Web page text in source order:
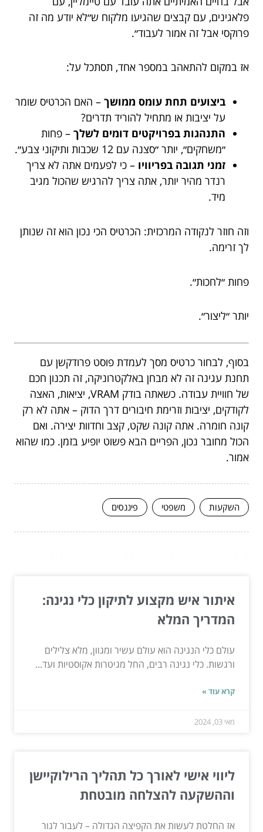
פלאגינים, עם קבצים שהגיעו מלקוח ש״לא יודע מה זה
פרוקסי אבל זה אמור לעבוד״.
אז במקום להתאהב במספר אחד, תסתכל על:
ביצועים תחת עומס ממושך – האם הכרטיס שומר
על יציבות או מתחיל להוריד תדרים?
התנהגות בפרויקטים דומים לשלך – פחות
״משחקים״, יותר ״סצנה עם 12 שכבות ותיקוני צבע״.
זמני תגובה בפריוויו – כי לפעמים אתה לא צריך
רנדר מהיר יותר, אתה צריך להרגיש שהכול מגיב
מיד.
וזה חוזר לנקודה המרכזית: הכרטיס הכי נכון הוא זה שנותן
לך זרימה.
פחות ״לחכות״.
יותר ״ליצור״.
בסוף, לבחור כרטיס מסך לעמדת פוסט פרודקשן עם
תחנת עגינה זה לא מבחן באלקטרוניקה, זה תכנון חכם
של חוויית עבודה. כשאתה בודק VRAM, יציאות, האצה
לקודקים, יציבות וזרימת חיבורים דרך הדוק – אתה לא רק
קונה חומרה. אתה קונה שקט, קצב וחדוות יצירה. ואם
הכול מחובר נכון, הפריים הבא פשוט יופיע בזמן. כמו שהוא
אמור.
השקעות משפטי פיננסים
איתור איש מקצוע לתיקון כלי נגינה:
המדריך המלא
עולם כלי הנגינה הוא עולם עשיר ומגוון, מלא צלילים
ורגשות. כלי נגינה רבים, החל מגיטרות אקוסטיות ועד...
קרא עוד »
מאי 03, 2024
ליווי אישי לאורך כל תהליך הרילוקיישן
וההשקעה להצלחה מובטחת
אז החלטת לעשות את הקפיצה הגדולה – לעבור לגור